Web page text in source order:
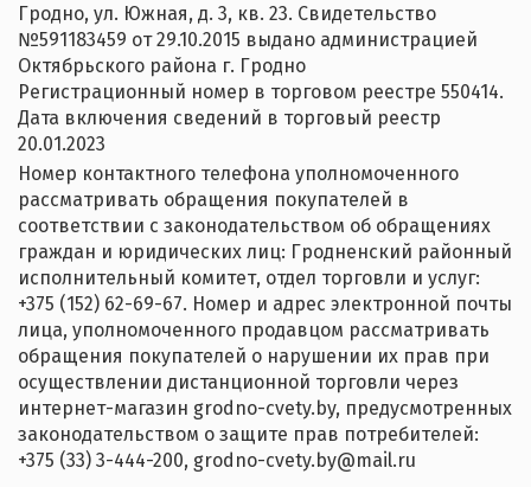
Гродно, ул. Южная, д. 3, кв. 23. Свидетельство
№‎591183459 от 29.10.2015 выдано администрацией
Октябрьского района г. Гродно
Регистрационный номер в торговом реестре 550414.
Дата включения сведений в торговый реестр
20.01.2023
Номер контактного телефона уполномоченного
рассматривать обращения покупателей в
соответствии с законодательством об обращениях
граждан и юридических лиц: Гродненский районный
исполнительный комитет, отдел торговли и услуг:
+375 (152) 62-69-67. Номер и адрес электронной почты
лица, уполномоченного продавцом рассматривать
обращения покупателей о нарушении их прав при
осуществлении дистанционной торговли через
интернет-магазин grodno-cvety.by, предусмотренных
законодательством о защите прав потребителей:
+375 (33) 3-444-200, grodno-cvety.by@mail.ru